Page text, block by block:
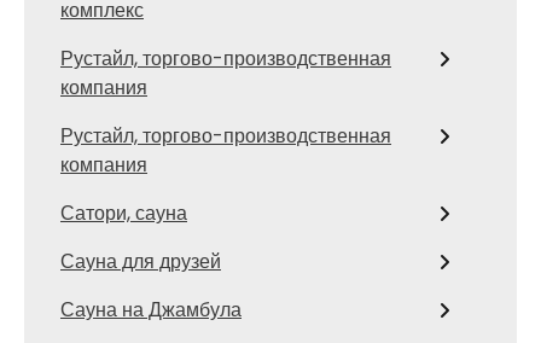
комплекс
Рустайл, торгово-производственная
компания
Рустайл, торгово-производственная
компания
Сатори, сауна
Сауна для друзей
Сауна на Джамбула